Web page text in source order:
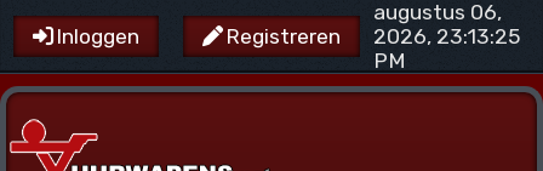
Inloggen Registreren
augustus 06,
2026, 23:13:25
PM